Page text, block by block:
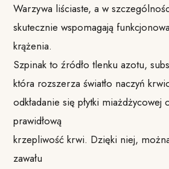
Warzywa liściaste, a w
skutecznie wspomagają
krążenia.
Szpinak to źródło tlenku azotu,
która rozszerza światło naczyń
odkładanie się płytki miażdżycowej
prawidłową
krzepliwość krwi. Dzięki niej,
zawału